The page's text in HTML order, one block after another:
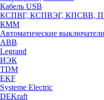
Кабель USB
КСПВГ, КСПВЭГ, КПСВВ,
КММ
Автоматические выключатели
ABB
Legrand
ИЭК
TDM
EKF
Systeme Electric
DEKraft